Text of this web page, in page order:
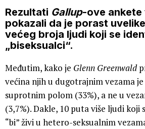
Rezultati Gallup-ove ankete
pokazali da je porast
većeg broja ljudi koji se
„biseksualci“.
Međutim, kako je Glenn Greenwald
većina njih u dugotrajnim vezama je
suprotnim polom (33%), a ne u
(3,7%). Dakle, 10 puta više ljudi koji
“bi” živi u hetero-seksualnim